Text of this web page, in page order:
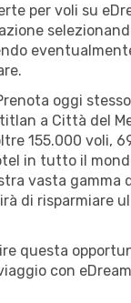
per voli su
oggi
a Città del
155.000 voli,
in tutto il
vasta gamma
di risparmiare
questa
con